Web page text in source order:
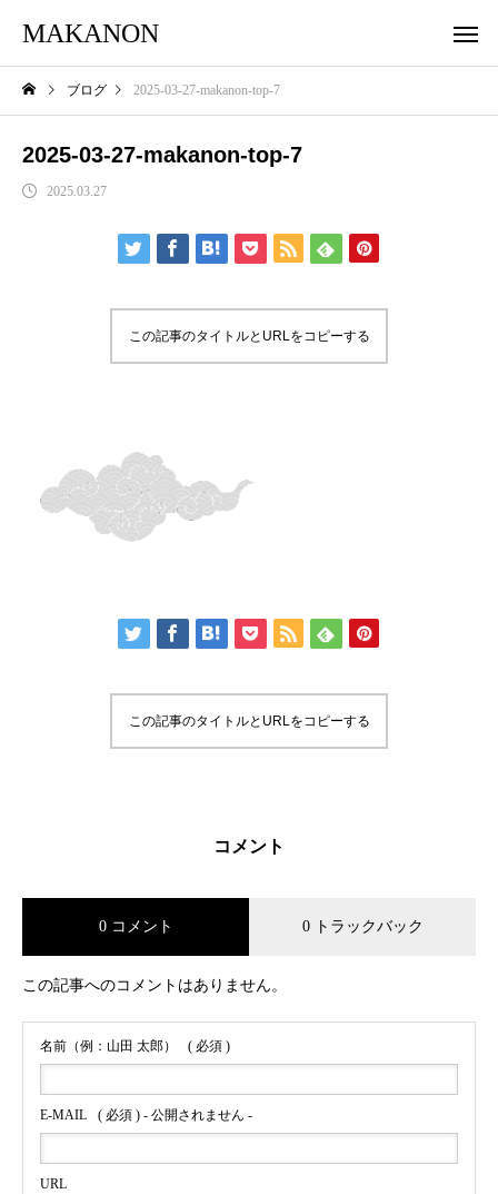
MAKANON
ブログ 2025-03-27-makanon-top-7
2025-03-27-makanon-top-7
2025.03.27
この記事のタイトルとURLをコピーする
この記事のタイトルとURLをコピーする
コメント
0 コメント 0 トラックバック
この記事へのコメントはありません。
名前（例：山田 太郎） ( 必須 )
E-MAIL ( 必須 ) - 公開されません -
URL